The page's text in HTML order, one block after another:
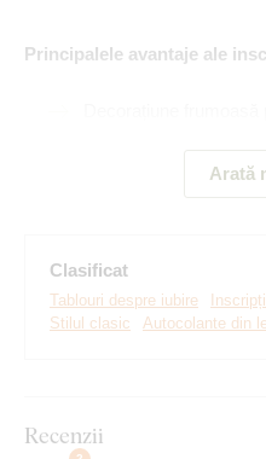
Principalele avantaje ale
Nu este vorba despre un
despre o inscripție din lemn
Arată
Clasificat
Tablouri despre iubire
Stilul clasic
Autocolante din
Recenzii